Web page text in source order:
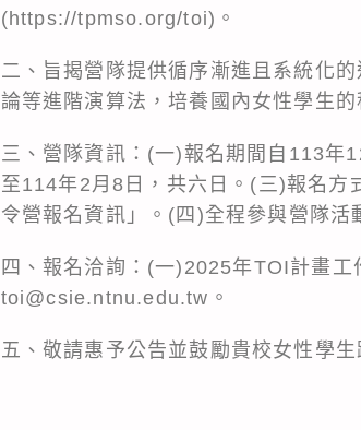
(https://tpmso.org/toi)。
二、旨揭營隊提供循序漸進且系統化
論等進階演算法，培養國內女性學生
三、營隊資訊：(一)報名期間自113年
至114年2月8日，共六日。(三)報名
令營報名資訊」。(四)全程參與營隊活
四、報名洽詢：(一)2025年TOI計畫
toi@csie.ntnu.edu.tw。
五、敬請惠予公告並鼓勵貴校女性學生